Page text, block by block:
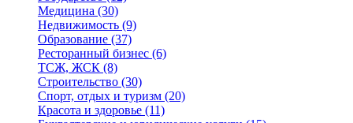
Медицина (30)
Недвижимость (9)
Образование (37)
Ресторанный бизнес (6)
ТСЖ, ЖСК (8)
Строительство (30)
Спорт, отдых и туризм (20)
Красота и здоровье (11)